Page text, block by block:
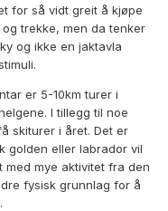
for så vidt greit å kjøpe
trekke, men da tenker
og ikke en jaktavla
er 5-10km turer i
I tillegg til noe
skiturer i året. Det er
golden eller labrador vil
med mye aktivitet fra den
fysisk grunnlag for å